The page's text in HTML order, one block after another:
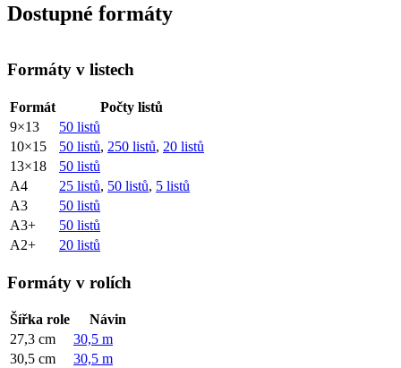
Dostupné formáty
Formáty v listech
Formát
Počty listů
9×13
50 listů
10×15
50 listů, 250 listů, 20 listů
13×18
50 listů
A4
25 listů, 50 listů, 5 listů
A3
50 listů
A3+
50 listů
A2+
20 listů
Formáty v rolích
Šířka role
Návin
27,3 cm
30,5 m
30,5 cm
30,5 m